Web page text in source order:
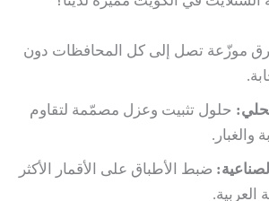
موزّعة تصل إلى كل المحافظات دون
حلول تثبيت وعزل مصمّمة لتقاوم
والغبار.
ضبط الأطباق على الأقمار الأكثر
العربية.